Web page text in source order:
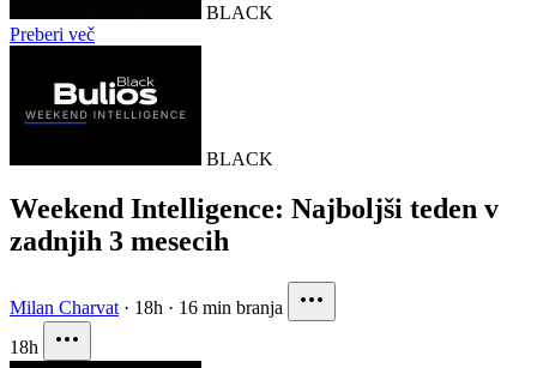
BLACK
Preberi več
BLACK
Weekend Intelligence: Najboljši teden v
zadnjih 3 mesecih
Milan Charvat · 18h · 16 min branja
18h